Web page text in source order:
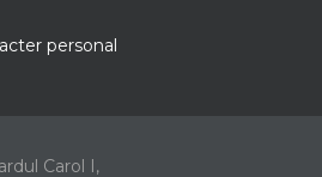
personal
Carol I,